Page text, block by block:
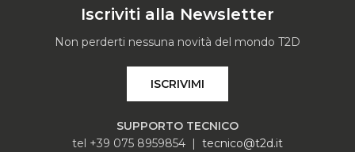
Iscriviti alla Newsletter
Non perderti nessuna novità del mondo T2D
ISCRIVIMI
SUPPORTO TECNICO
tel +39 075 8959854 | tecnico@t2d.it